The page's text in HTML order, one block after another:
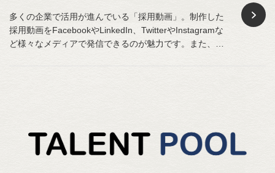
多くの企業で活用が進んでいる「採用動画」。制作した
採用動画をFacebookやLinkedIn、TwitterやInstagramな
ど様々なメディアで発信できるのが魅力です。また、最